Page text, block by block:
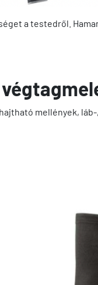
a testedről.
mellények,